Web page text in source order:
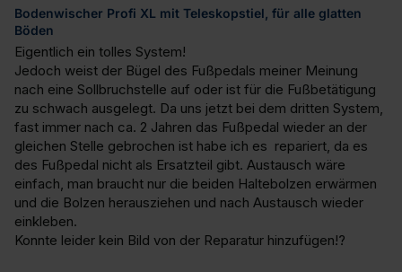
Bodenwischer Profi XL mit Teleskopstiel, für alle glatten
Böden
Eigentlich ein tolles System!
Jedoch weist der Bügel des Fußpedals meiner Meinung
nach eine Sollbruchstelle auf oder ist für die Fußbetätigung
zu schwach ausgelegt. Da uns jetzt bei dem dritten System,
fast immer nach ca. 2 Jahren das Fußpedal wieder an der
gleichen Stelle gebrochen ist habe ich es  repariert, da es
des Fußpedal nicht als Ersatzteil gibt. Austausch wäre
einfach, man braucht nur die beiden Haltebolzen erwärmen
und die Bolzen herausziehen und nach Austausch wieder
einkleben.
Konnte leider kein Bild von der Reparatur hinzufügen!?